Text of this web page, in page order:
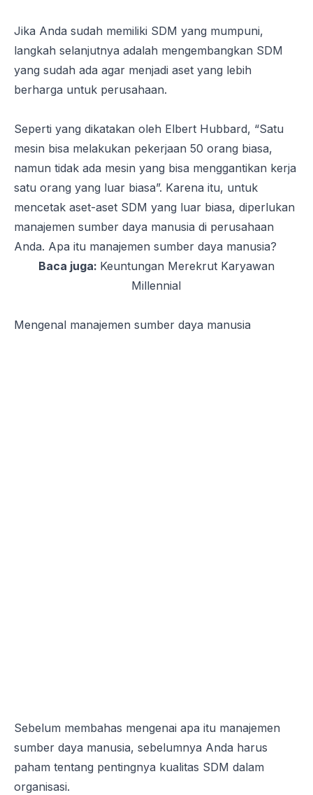
Jika Anda sudah memiliki SDM yang mumpuni,
langkah selanjutnya adalah mengembangkan SDM
yang sudah ada agar menjadi aset yang lebih
berharga untuk perusahaan.
Seperti yang dikatakan oleh Elbert Hubbard, “Satu
mesin bisa melakukan pekerjaan 50 orang biasa,
namun tidak ada mesin yang bisa menggantikan kerja
satu orang yang luar biasa”. Karena itu, untuk
mencetak aset-aset SDM yang luar biasa, diperlukan
manajemen sumber daya manusia di perusahaan
Anda. Apa itu manajemen sumber daya manusia?
Baca juga: Keuntungan Merekrut Karyawan
Millennial
Mengenal manajemen sumber daya manusia
Sebelum membahas mengenai apa itu manajemen
sumber daya manusia, sebelumnya Anda harus
paham tentang pentingnya kualitas SDM dalam
organisasi.